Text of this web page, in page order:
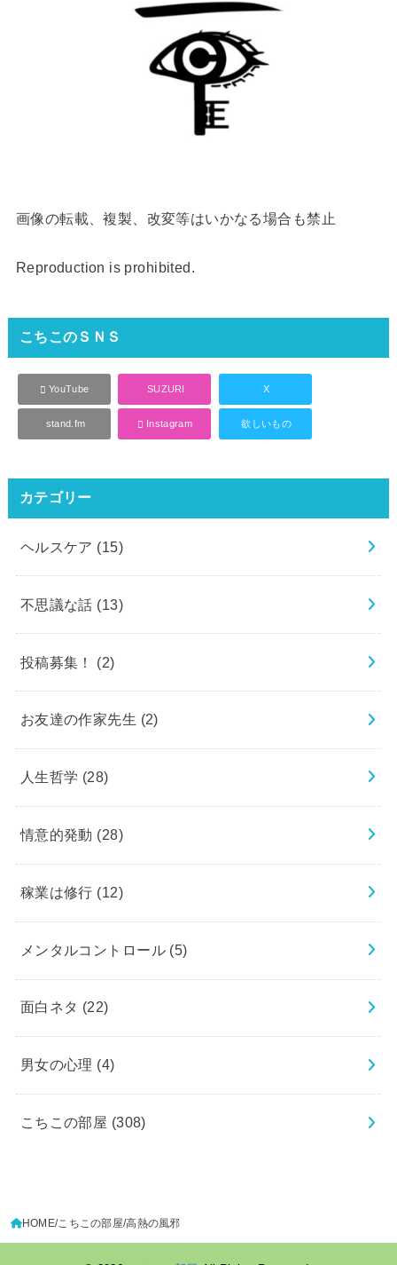
画像の転載、複製、改変等はいかなる場合も禁止
Reproduction is prohibited.
こちこのＳＮＳ
YouTube SUZURI X
stand.fm Instagram 欲しいもの
カテゴリー
ヘルスケア (15)
不思議な話 (13)
投稿募集！ (2)
お友達の作家先生 (2)
人生哲学 (28)
情意的発動 (28)
稼業は修行 (12)
メンタルコントロール (5)
面白ネタ (22)
男女の心理 (4)
こちこの部屋 (308)
HOME こちこの部屋 高熱の風邪